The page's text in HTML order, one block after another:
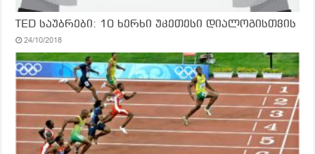
TED საუბრები: 10 ხერხი უკეთესი დიალოგისთვის
24/10/2018